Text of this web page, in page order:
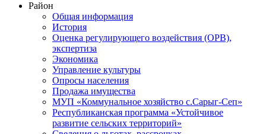
Район
Общая информация
История
Оценка регулирующего воздействия (ОРВ),
экспертиза
Экономика
Управление культуры
Опросы населения
Продажа имущества
МУП «Коммунальное хозяйство с.Сарыг-Сеп»
Республиканская программа «Устойчивое
развитие сельских территорий»